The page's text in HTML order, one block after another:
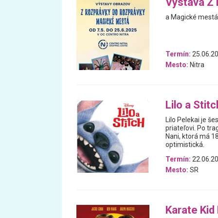
a Magické
Termín:
Mesto: Nitra
Lilo a
Lilo Pelekai je
priateľovi. Po
Nani, ktorá má
optimistická.
Termín:
Mesto: SR
Karate